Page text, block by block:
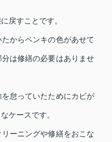
戻すことです。
からペンキの色があせて
は修繕の必要はありませ
怠っていたためにカビが
ケースです。
ーニングや修繕をおこな